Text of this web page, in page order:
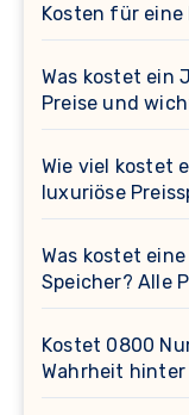
Kosten für
Was kostet ein
Preise und
Wie viel kostet
luxuriöse
Was kostet
Speicher? Alle
Kostet 0800
Wahrheit